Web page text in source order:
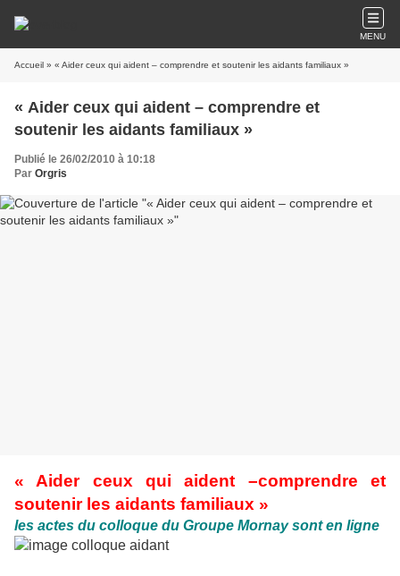
MENU
Accueil » « Aider ceux qui aident – comprendre et soutenir les aidants familiaux »
« Aider ceux qui aident – comprendre et
soutenir les aidants familiaux »
Publié le 26/02/2010 à 10:18
Par Orgris
«
Aider ceux qui aident –comprendre et
soutenir les aidants familiaux »
les actes du colloque du Groupe Mornay sont en ligne